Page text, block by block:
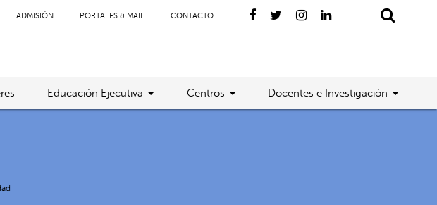
ADMISIÓN PORTALES & MAIL CONTACTO
Educación Ejecutiva Centros Docentes e Investigación